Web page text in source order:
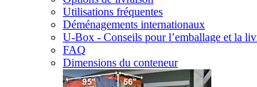
Utilisations fréquentes
Déménagements internationaux
U-Box - Conseils pour l’emballage et la
FAQ
Dimensions du conteneur